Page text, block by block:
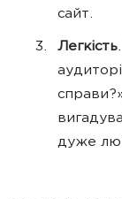
сайт.
Легкість
дуже